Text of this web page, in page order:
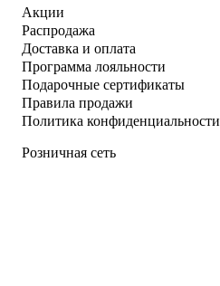
Акции
Распродажа
Доставка и оплата
Программа лояльности
Подарочные сертификаты
Правила продажи
Политика конфиденциальности
Розничная сеть